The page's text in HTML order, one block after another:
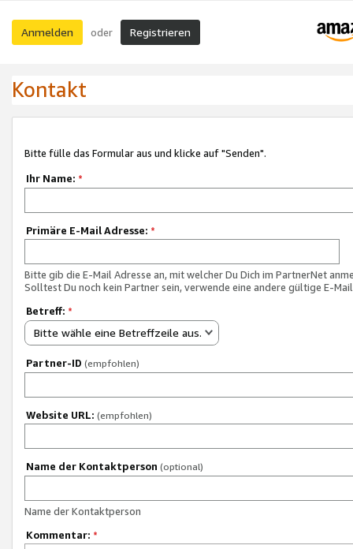
Anmelden oder Registrieren
Kontakt
Bitte fülle das Formular aus und klicke auf "Senden".
Ihr Name: *
Primäre E-Mail Adresse: *
Bitte gib die E-Mail Adresse an, mit welcher Du Dich im PartnerNet
Solltest Du noch kein Partner sein, verwende eine andere gültige E-
Betreff: *
Bitte wähle eine Betreffzeile aus.
Partner-ID (empfohlen)
Website URL: (empfohlen)
Name der Kontaktperson (optional)
Name der Kontaktperson
Kommentar: *